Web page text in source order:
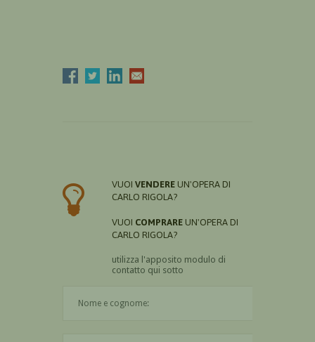
VUOI VENDERE UN'OPERA DI
CARLO RIGOLA?
VUOI COMPRARE UN'OPERA DI
CARLO RIGOLA?
utilizza l'apposito modulo di
contatto qui sotto